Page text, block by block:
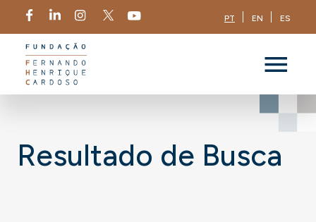
PT EN ES
Resultado de Busca